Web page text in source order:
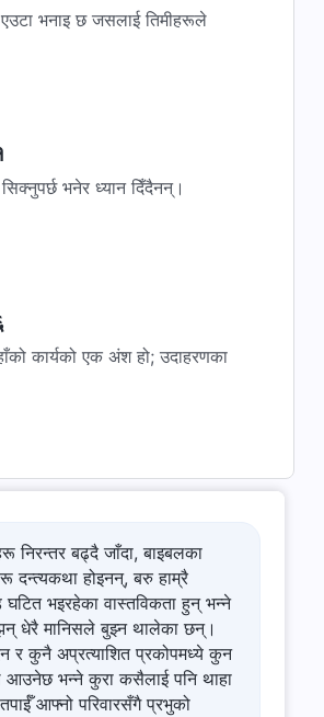
भनेर ध्यान दिँदैनन्।
कार्यको एक अंश हो; उदाहरणका
निरन्तर बढ्दै जाँदा, बाइबलका
दन्त्यकथा होइनन्, बरु हाम्रै
भइरहेका वास्तविकता हुन् भन्ने
धेरै मानिसले बुझ्न थालेका छन्।
र कुनै अप्रत्याशित प्रकोपमध्ये कुन
आउनेछ भन्ने कुरा कसैलाई पनि थाहा
आफ्नो परिवारसँगै प्रभुको